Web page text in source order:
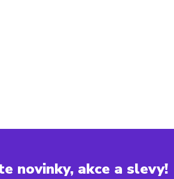
novinky, akce a slevy!